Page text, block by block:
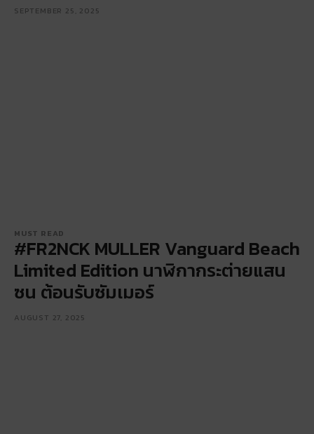
SEPTEMBER 25, 2025
MUST READ
#FR2NCK MULLER Vanguard Beach
Limited Edition นาฬิกากระต่ายแสน
ซน ต้อนรับซัมเมอร์
AUGUST 27, 2025